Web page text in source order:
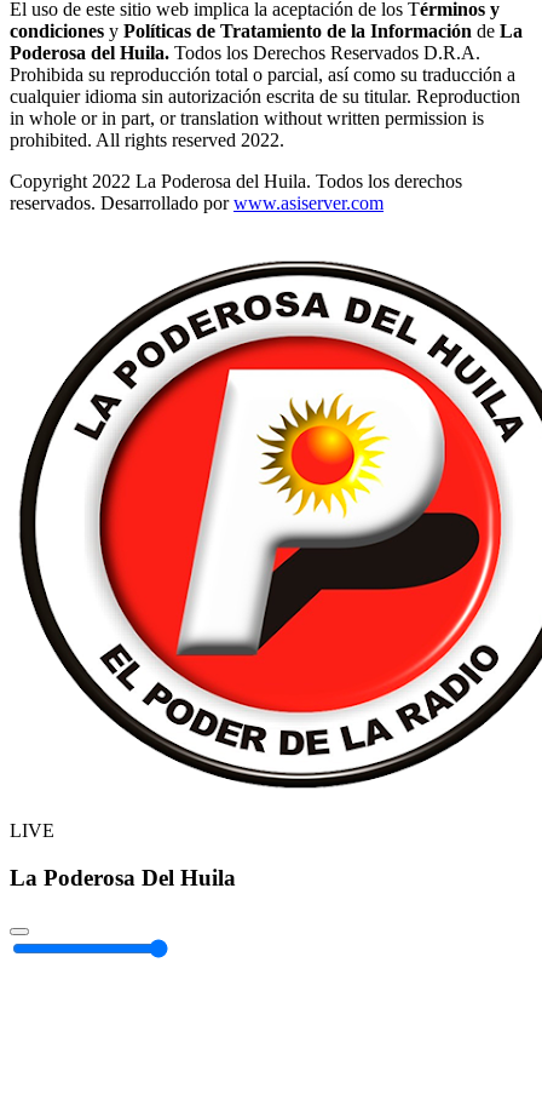
El uso de este sitio web implica la aceptación de los Términos y
condiciones y Políticas de Tratamiento de la Información de La
Poderosa del Huila. Todos los Derechos Reservados D.R.A.
Prohibida su reproducción total o parcial, así como su traducción a
cualquier idioma sin autorización escrita de su titular. Reproduction
in whole or in part, or translation without written permission is
prohibited. All rights reserved 2022.
Copyright 2022 La Poderosa del Huila. Todos los derechos
reservados. Desarrollado porwww.asiserver.com
LIVE
La Poderosa Del Huila